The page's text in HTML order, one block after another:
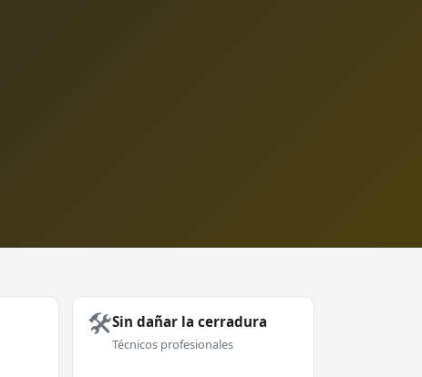
🛠️Sin dañar la cerradura
Técnicos profesionales